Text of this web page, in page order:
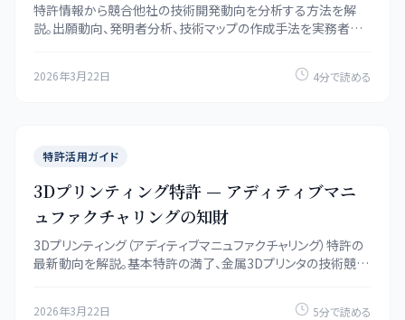
特許情報から競合他社の技術開発動向を分析する方法を解
説。出願動向、発明者分析、技術マップの作成手法を実務者向
2026年3月22日 4分で読める
特許活用ガイド
3Dプリンティング特許 — アディティブマニ
ュファクチャリングの知財
3Dプリンティング（アディティブマニュファクチャリング）特許の
最新動向を解説。基本特許の満了、金属3Dプリンタの技術競
2026年3月22日 5分で読める